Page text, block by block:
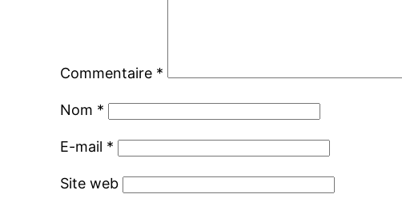
Commentaire *
Nom *
E-mail *
Site web